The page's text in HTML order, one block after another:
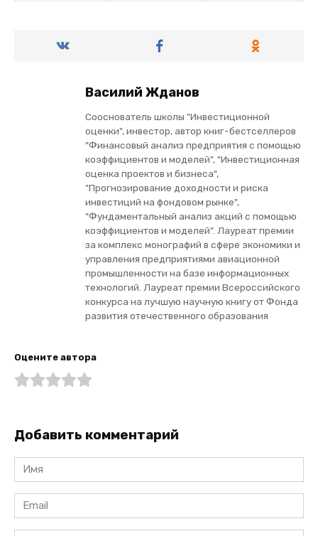
Василий Жданов
Сооснователь школы "Инвестиционной
оценки", инвестор, автор книг-бестселлеров
"Финансовый анализ предприятия с помощью
коэффициентов и моделей", "Инвестиционная
оценка проектов и бизнеса",
"Прогнозирование доходности и риска
инвестиций на фондовом рынке",
"Фундаментальный анализ акций с помощью
коэффициентов и моделей". Лауреат премии
за комплекс монографий в сфере экономики и
управления предприятиями авиационной
промышленности на базе информационных
технологий. Лауреат премии Всероссийского
конкурса на лучшую научную книгу от Фонда
развития отечественного образования
Оцените автора
Добавить комментарий
Имя
*
Email
*